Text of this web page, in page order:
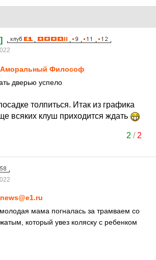
Аморальный Философ
дверью успело
толпиться. Итак из графика
всяких клуш приходится ждать
2 / 2
news@e1.ru
мама погналась за трамваем со
который увез коляску с ребенком